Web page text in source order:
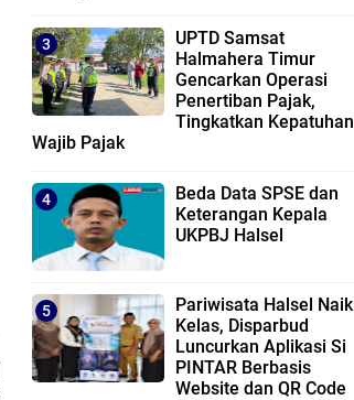
UPTD Samsat
Halmahera Timur
Gencarkan Operasi
Penertiban Pajak,
Tingkatkan Kepatuhan
Wajib Pajak
Beda Data SPSE dan
Keterangan Kepala
UKPBJ Halsel
Pariwisata Halsel Naik
Kelas, Disparbud
Luncurkan Aplikasi Si
PINTAR Berbasis
Website dan QR Code